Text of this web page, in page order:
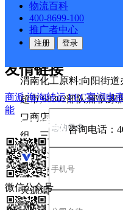
物流百科
400-8699-100
推广者中心
注册 登录
渭南金雕涂料厂;四季
司;张师不锈钢电气焊
递;龙飞灯具电料水暖;
渭南化工原料;向阳街
超市;68302部队;部队
口商店;山西面馆;芳龄
组、三组、四组; 建设
电安全小区;妇幼保健
区;惠园小广场物业;锅
天源烟酒;博士园;苗芳
公司介绍 企业动态
合作伙伴 快递鸟接口服
户隐私政策
友情链接
商派 海淘转运 FEC富润电
能
咨询电话：
微信公众号